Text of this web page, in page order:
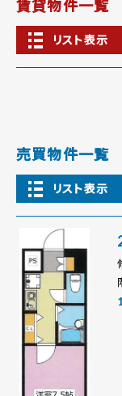
賃貸物件一覧
リスト表示
売買物件一覧
リスト表示